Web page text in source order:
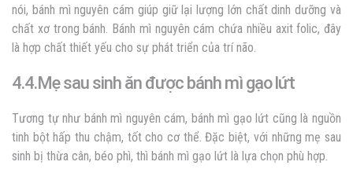
nói, bánh mì nguyên cám giúp giữ lại lượng lớn chất dinh dưỡng và
chất xơ trong bánh. Bánh mì nguyên cám chứa nhiều axit folic, đây
là hợp chất thiết yếu cho sự phát triển của trí não.
4.4.Mẹ sau sinh ăn được bánh mì gạo lứt
Tương tự như bánh mì nguyên cám, bánh mì gạo lứt cũng là nguồn
tinh bột hấp thu chậm, tốt cho cơ thể. Đặc biệt, với những mẹ sau
sinh bị thừa cân, béo phì, thì bánh mì gạo lứt là lựa chọn phù hợp.